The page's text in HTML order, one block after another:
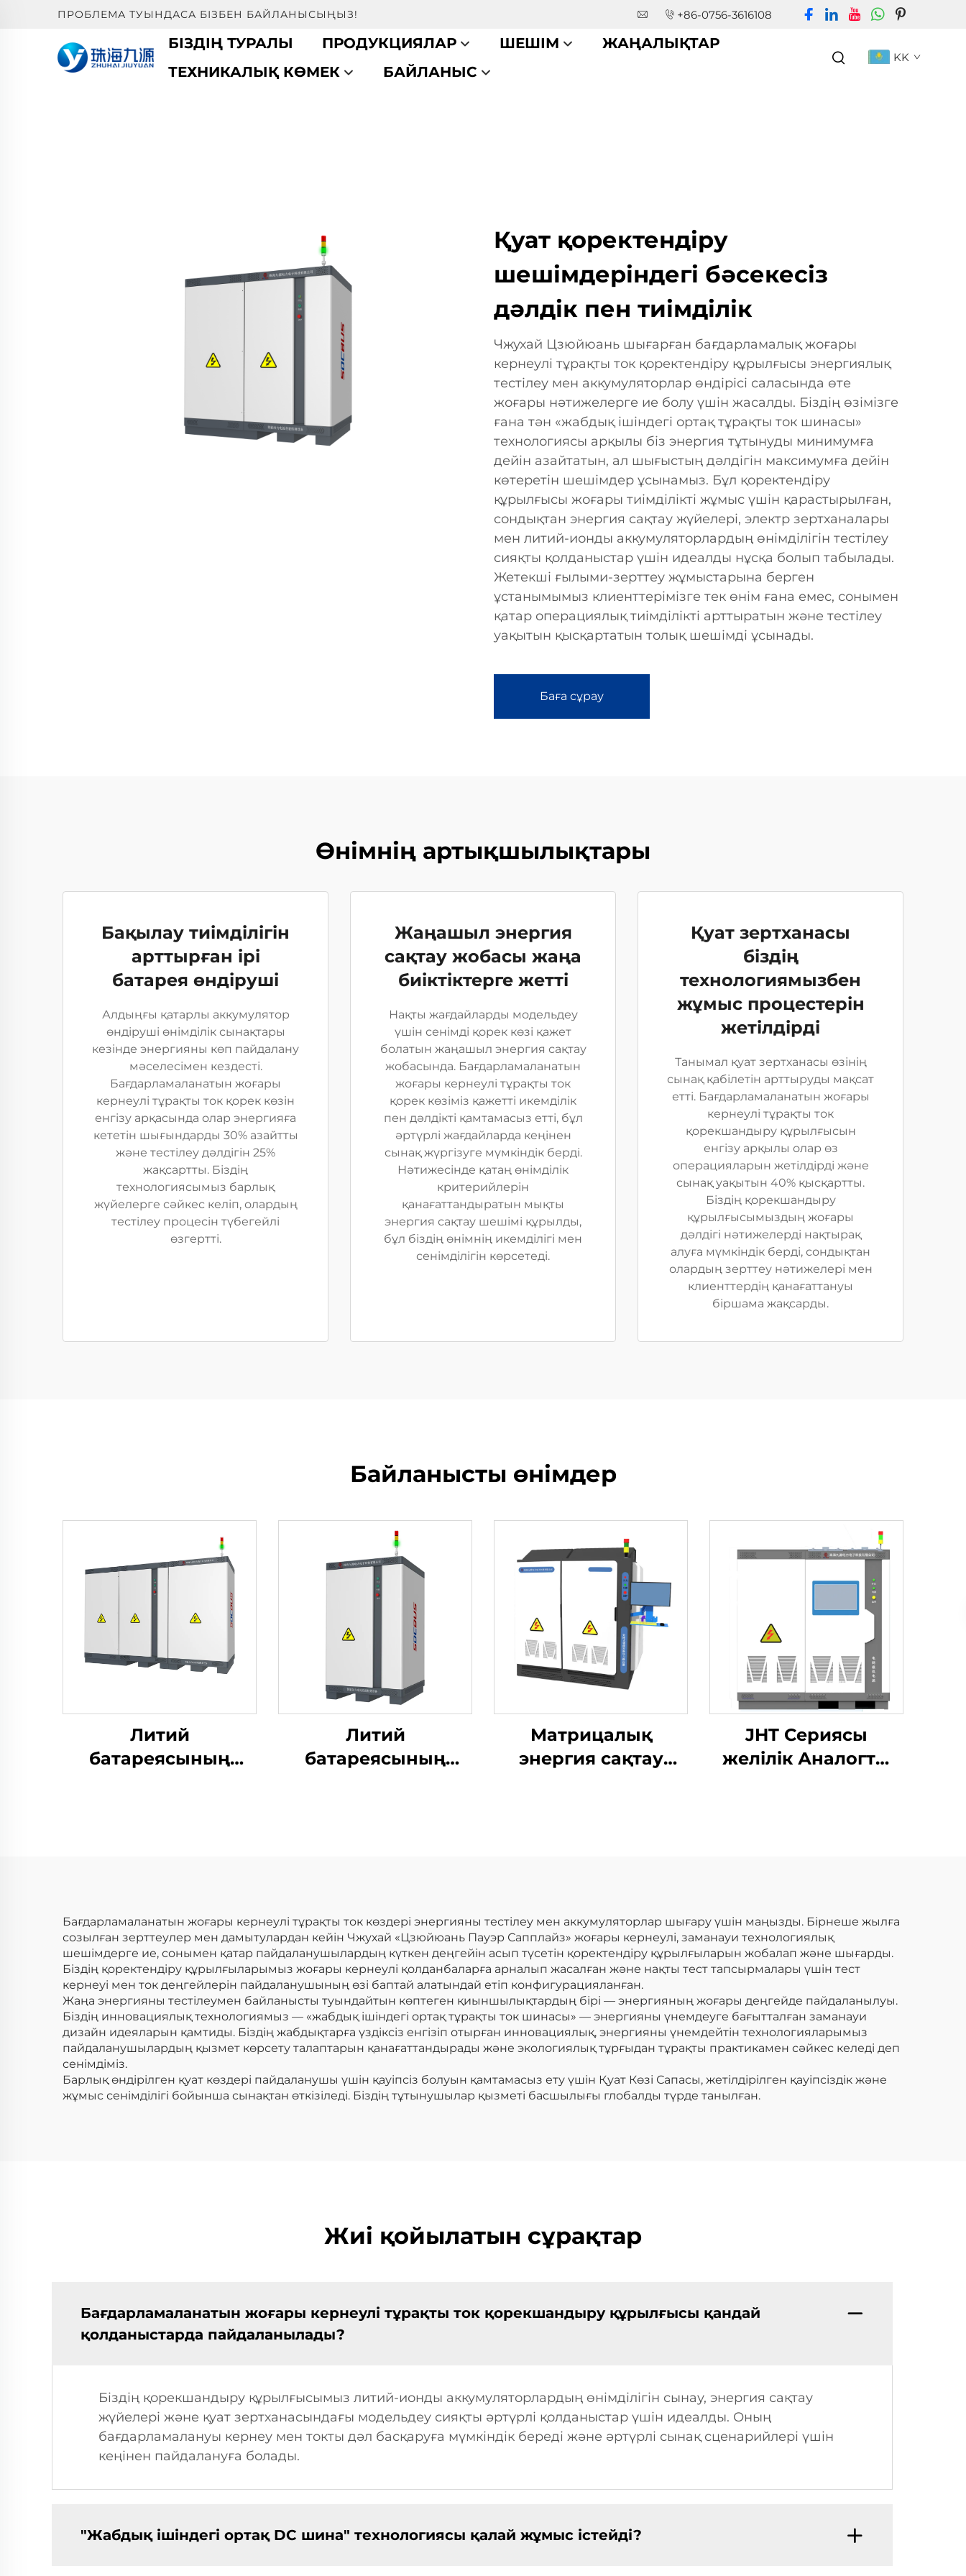
ПРОБЛЕМА ТУЫНДАСА БІЗБЕН БАЙЛАНЫСЫҢЫЗ! +86-0756-3616108
БІЗДІҢ ТУРАЛЫ ПРОДУКЦИЯЛАР ШЕШІМ
ЖАҢАЛЫҚТАР
ТЕХНИКАЛЫҚ КӨМЕК
БАЙЛАНЫС
KK
Қуат қоректендіру
шешімдеріндегі бәсекесіз
дәлдік пен тиімділік
Чжухай Цзюйюань шығарған бағдарламалық жоғары
кернеулі тұрақты ток қоректендіру құрылғысы энергиялық
тестілеу мен аккумуляторлар өндірісі саласында өте
жоғары нәтижелерге ие болу үшін жасалды. Біздің өзімізге
ғана тән «жабдық ішіндегі ортақ тұрақты ток шинасы»
технологиясы арқылы біз энергия тұтынуды минимумға
дейін азайтатын, ал шығыстың дәлдігін максимумға дейін
көтеретін шешімдер ұсынамыз. Бұл қоректендіру
құрылғысы жоғары тиімділікті жұмыс үшін қарастырылған,
сондықтан энергия сақтау жүйелері, электр зертханалары
мен литий-ионды аккумуляторлардың өнімділігін тестілеу
сияқты қолданыстар үшін идеалды нұсқа болып табылады.
Жетекші ғылыми-зерттеу жұмыстарына берген
ұстанымымыз клиенттерімізге тек өнім ғана емес, сонымен
қатар операциялық тиімділікті арттыратын және тестілеу
уақытын қысқартатын толық шешімді ұсынады.
Баға сұрау
Өнімнің артықшылықтары
Бақылау тиімділігін
арттырған ірі
батарея өндіруші
Алдыңғы қатарлы аккумулятор
өндіруші өнімділік сынақтары
кезінде энергияны көп пайдалану
мәселесімен кездесті.
Бағдарламаланатын жоғары
кернеулі тұрақты ток қорек көзін
енгізу арқасында олар энергияға
кететін шығындарды 30% азайтты
және тестілеу дәлдігін 25%
жақсартты. Біздің
технологиясымыз барлық
жүйелерге сәйкес келіп, олардың
тестілеу процесін түбегейлі
өзгертті.
Жаңашыл энергия
сақтау жобасы жаңа
биіктіктерге жетті
Нақты жағдайларды модельдеу
үшін сенімді қорек көзі қажет
болатын жаңашыл энергия сақтау
жобасында. Бағдарламаланатын
жоғары кернеулі тұрақты ток
қорек көзіміз қажетті икемділік
пен дәлдікті қамтамасыз етті, бұл
әртүрлі жағдайларда кеңінен
сынақ жүргізуге мүмкіндік берді.
Нәтижесінде қатаң өнімділік
критерийлерін
қанағаттандыратын мықты
энергия сақтау шешімі құрылды,
бұл біздің өнімнің икемділігі мен
сенімділігін көрсетеді.
Қуат зертханасы
біздің
технологиямызбен
жұмыс процестерін
жетілдірді
Танымал қуат зертханасы өзінің
сынақ қабілетін арттыруды мақсат
етті. Бағдарламаланатын жоғары
кернеулі тұрақты ток
қорекшандыру құрылғысын
енгізу арқылы олар өз
операцияларын жетілдірді және
сынақ уақытын 40% қысқартты.
Біздің қорекшандыру
құрылғысымыздың жоғары
дәлдігі нәтижелерді нақтырақ
алуға мүмкіндік берді, сондықтан
олардың зерттеу нәтижелері мен
клиенттердің қанағаттануы
біршама жақсарды.
Байланысты өнімдер
Литий
батареясының
Литий
батареясының
Матрицалық
энергия сақтау
JHT Сериясы
желілік Аналогты
Бағдарламаланатын жоғары кернеулі тұрақты ток көздері энергияны тестілеу мен аккумуляторлар шығару үшін маңызды. Бірнеше жылға
созылған зерттеулер мен дамытулардан кейін Чжухай «Цзюйюань Пауэр Сапплайз» жоғары кернеулі, заманауи технологиялық
шешімдерге ие, сонымен қатар пайдаланушылардың күткен деңгейін асып түсетін қоректендіру құрылғыларын жобалап және шығарды.
Біздің қоректендіру құрылғыларымыз жоғары кернеулі қолданбаларға арналып жасалған және нақты тест тапсырмалары үшін тест
кернеуі мен ток деңгейлерін пайдаланушының өзі баптай алатындай етіп конфигурацияланған.
Жаңа энергияны тестілеумен байланысты туындайтын көптеген қиыншылықтардың бірі — энергияның жоғары деңгейде пайдаланылуы.
Біздің инновациялық технологиямыз — «жабдық ішіндегі ортақ тұрақты ток шинасы» — энергияны үнемдеуге бағытталған заманауи
дизайн идеяларын қамтиды. Біздің жабдықтарға үздіксіз енгізіп отырған инновациялық, энергияны үнемдейтін технологияларымыз
пайдаланушылардың қызмет көрсету талаптарын қанағаттандырады және экологиялық тұрғыдан тұрақты практикамен сәйкес келеді деп
сенімдіміз.
Барлық өндірілген қуат көздері пайдаланушы үшін қауіпсіз болуын қамтамасыз ету үшін Қуат Көзі Сапасы, жетілдірілген қауіпсіздік және
жұмыс сенімділігі бойынша сынақтан өткізіледі. Біздің тұтынушылар қызметі басшылығы глобалды түрде танылған.
Жиі қойылатын сұрақтар
Бағдарламаланатын жоғары кернеулі тұрақты ток қорекшандыру құрылғысы қандай
қолданыстарда пайдаланылады?
Біздің қорекшандыру құрылғысымыз литий-ионды аккумуляторлардың өнімділігін сынау, энергия сақтау
жүйелері және қуат зертханасындағы модельдеу сияқты әртүрлі қолданыстар үшін идеалды. Оның
бағдарламалануы кернеу мен токты дәл басқаруға мүмкіндік береді және әртүрлі сынақ сценарийлері үшін
кеңінен пайдалануға болады.
"Жабдық ішіндегі ортақ DC шина" технологиясы қалай жұмыс істейді?